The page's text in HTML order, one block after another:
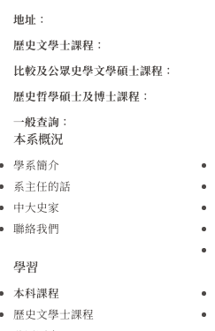
地址：
歷史文學士課程：
比較及公眾史學文學碩士課程：
歷史哲學碩士及博士課程：
一般查詢：
本系概況
學系簡介
系主任的話
中大史家
聯絡我們
學習
本科課程
歷史文學士課程